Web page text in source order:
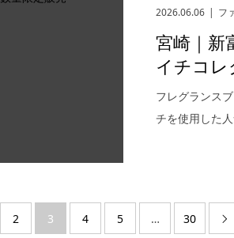
2026.06.06 フ
宮崎｜新
イチコ
フレグランス
チを使用した
2 3 4 5 … 30 